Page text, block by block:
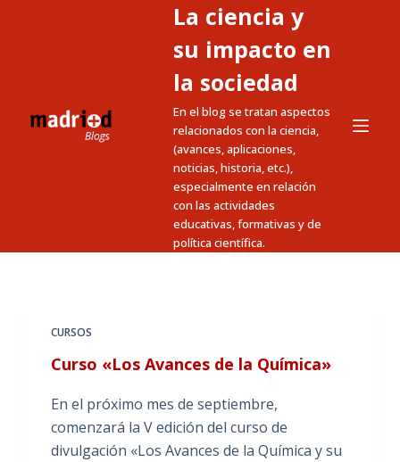
n
La ciencia y
su impacto en
la sociedad
En el blog se tratan aspectos
relacionados con la ciencia,
(avances, aplicaciones,
noticias, historia, etc.),
especialmente en relación
con las actividades
educativas, formativas y de
política científica.
CURSOS
Curso «Los Avances de la Química»
En el próximo mes de septiembre,
comenzará la V edición del curso de
divulgación «Los Avances de la Química y su